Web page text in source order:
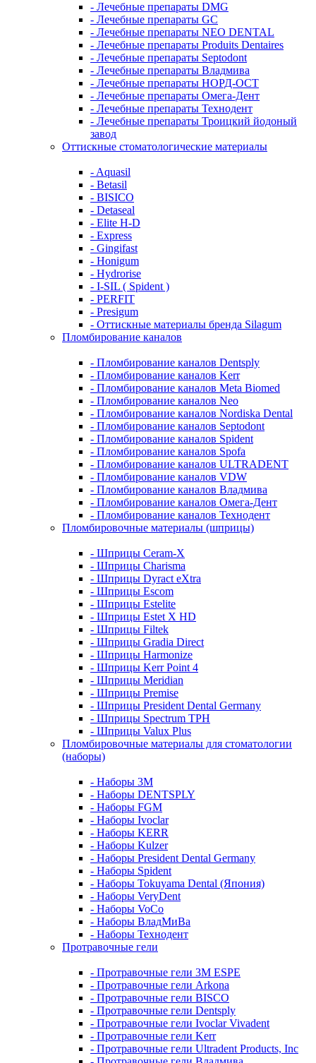
- Лечебные препараты DMG
- Лечебные препараты GC
- Лечебные препараты NEO DENTAL
- Лечебные препараты Produits Dentaires
- Лечебные препараты Septodont
- Лечебные препараты Владмива
- Лечебные препараты НОРД-ОСТ
- Лечебные препараты Омега-Дент
- Лечебные препараты Технодент
- Лечебные препараты Троицкий йодоный
завод
Оттискные стоматологические материалы
- Aquasil
- Betasil
- BISICO
- Detaseal
- Elite H-D
- Express
- Gingifast
- Honigum
- Hydrorise
- I-SIL ( Spident )
- PERFIT
- Presigum
- Оттискные материалы бренда Silagum
Пломбирование каналов
- Пломбирование каналов Dentsply
- Пломбирование каналов Kerr
- Пломбирование каналов Meta Biomed
- Пломбирование каналов Neo
- Пломбирование каналов Nordiska Dental
- Пломбирование каналов Septodont
- Пломбирование каналов Spident
- Пломбирование каналов Spofa
- Пломбирование каналов ULTRADENT
- Пломбирование каналов VDW
- Пломбирование каналов Владмива
- Пломбирование каналов Омега-Дент
- Пломбирование каналов Технодент
Пломбировочные материалы (шприцы)
- Шприцы Ceram-X
- Шприцы Charisma
- Шприцы Dyract eXtra
- Шприцы Escom
- Шприцы Estelite
- Шприцы Estet X HD
- Шприцы Filtek
- Шприцы Gradia Direct
- Шприцы Harmonize
- Шприцы Kerr Point 4
- Шприцы Meridian
- Шприцы Premise
- Шприцы President Dental Germany
- Шприцы Spectrum TPH
- Шприцы Valux Plus
Пломбировочные материалы для стоматологии
(наборы)
- Наборы 3М
- Наборы DENTSPLY
- Наборы FGM
- Наборы Ivoclar
- Наборы KERR
- Наборы Kulzer
- Наборы President Dental Germany
- Наборы Spident
- Наборы Tokuyama Dental (Япония)
- Наборы VeryDent
- Наборы VoCo
- Наборы ВладМиВа
- Наборы Технодент
Протравочные гели
- Протравочные гели 3М ESPE
- Протравочные гели Arkona
- Протравочные гели BISCO
- Протравочные гели Dentsply
- Протравочные гели Ivoclar Vivadent
- Протравочные гели Kerr
- Протравочные гели Ultradent Products, Inc